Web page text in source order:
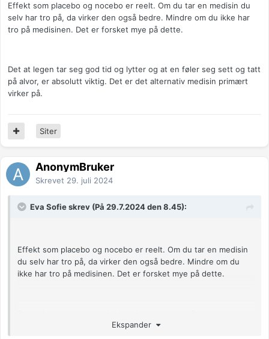
Effekt som placebo og nocebo er reelt. Om du tar en medisin du
selv har tro på, da virker den også bedre. Mindre om du ikke har
tro på medisinen. Det er forsket mye på dette.
Det at legen tar seg god tid og lytter og at en føler seg sett og tatt
på alvor, er absolutt viktig. Det er det alternativ medisin primært
virker på.
Siter
AnonymBruker
Skrevet 29. juli 2024
Eva Sofie skrev (På 29.7.2024 den 8.45):
Effekt som placebo og nocebo er reelt. Om du tar en medisin
du selv har tro på, da virker den også bedre. Mindre om du
ikke har tro på medisinen. Det er forsket mye på dette.
og tatt på alvor, er absolutt viktig. Det er det alternativ medisin
Ekspander